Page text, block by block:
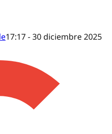
17:17 - 30 diciembre 2025